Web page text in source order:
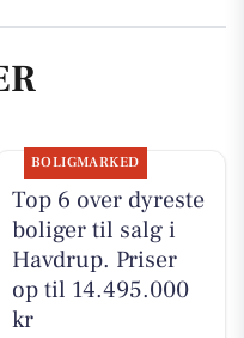
BOLIGMARKED
Top 6 over dyreste
boliger til salg i
Havdrup. Priser
op til 14.495.000
kr